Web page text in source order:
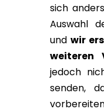
sich
Auswahl
und wir
weiteren
jedoch
senden,